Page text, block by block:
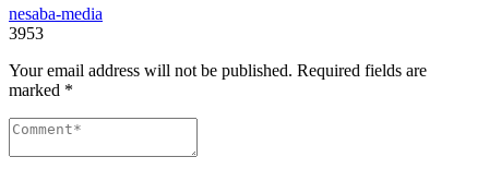
nesaba-media
3953
Your email address will not be published. Required fields are
marked *